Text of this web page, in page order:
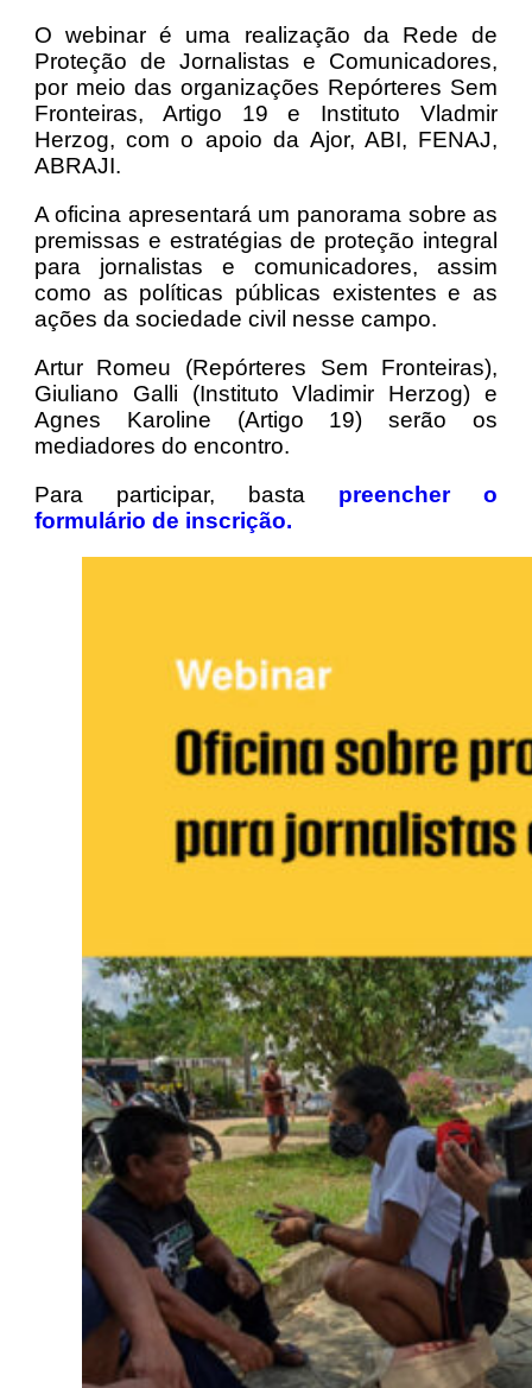
O webinar é uma realização da Rede de
Proteção de Jornalistas e Comunicadores,
por meio das organizações Repórteres Sem
Fronteiras, Artigo 19 e Instituto Vladmir
Herzog, com o apoio da Ajor, ABI, FENAJ,
ABRAJI.
A oficina apresentará um panorama sobre as
premissas e estratégias de proteção integral
para jornalistas e comunicadores, assim
como as políticas públicas existentes e as
ações da sociedade civil nesse campo.
Artur Romeu (Repórteres Sem Fronteiras),
Giuliano Galli (Instituto Vladimir Herzog) e
Agnes Karoline (Artigo 19) serão os
mediadores do encontro.
Para participar, basta preencher o
formulário de inscrição.